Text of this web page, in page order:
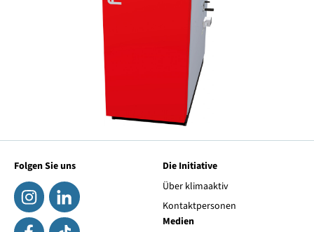
Folgen Sie uns
Die Initiative
Über klimaaktiv
Kontaktpersonen
Medien